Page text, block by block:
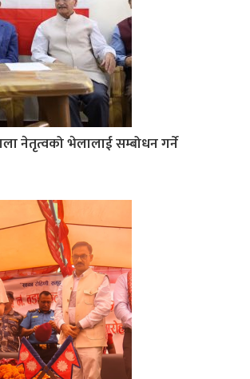
नेतृत्वको भेलालाई सम्बोधन गर्ने